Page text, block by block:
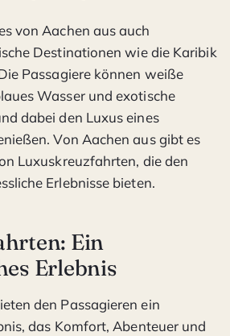
von Aachen aus auch
Destinationen wie die Karibik
Passagiere können weiße
Wasser und exotische
dabei den Luxus eines
Von Aachen aus gibt es
Luxuskreuzfahrten, die den
Erlebnisse bieten.
Ein
Erlebnis
den Passagieren ein
das Komfort, Abenteuer und